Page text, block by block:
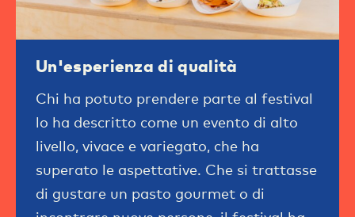
Un'esperienza di qualità
Chi ha potuto prendere parte al festival
lo ha descritto come un evento di alto
livello, vivace e variegato, che ha
superato le aspettative. Che si trattasse
di gustare un pasto gourmet o di